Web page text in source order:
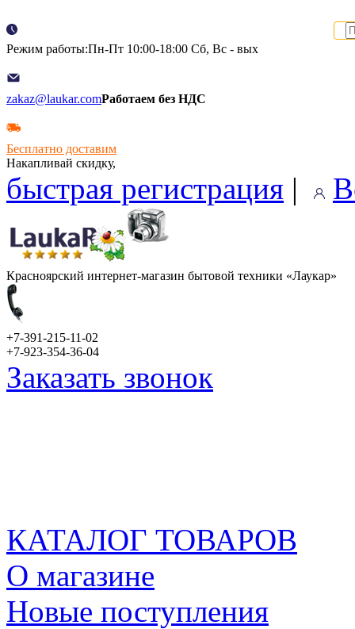
Режим работы:Пн-Пт 10:00-18:00 Сб, Вс - вых
zakaz@laukar.comРаботаем без НДС
Бесплатно доставим
Накапливай скидку,
быстрая регистрация |
Красноярский интернет-магазин бытовой техники «Лаукар»
+7-391-215-11-02
+7-923-354-36-04
Заказать звонок
КАТАЛОГ ТОВАРОВ
О магазине
Новые поступления